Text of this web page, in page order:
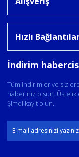
Hızlı
İndirim
Tüm indirimler ve
haberiniz olsun.
Şimdi kayıt olun.